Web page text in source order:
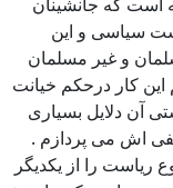
سیاسی و این
و غیر مسلمان
کار درحکم خیانت
آن دلایل بسیاری
اش می پردازم .
را از یکدیگر